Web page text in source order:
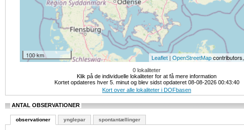
100 km Leaflet| OpenStreetMapcontributors,
0 lokaliteter
Klik på de individuelle lokaliteter for at få mere information
Kortet opdateres hver 5. minut og blev sidst opdateret 08-08-2026 00:43:40
Kort over alle lokaliteter i DOFbasen
ANTAL OBSERVATIONER
observationer ynglepar spontantællinger